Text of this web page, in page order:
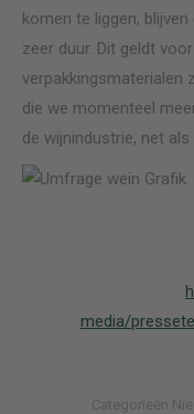
komen te liggen,
zeer duur. Dit geldt
verpakkingsmaterialen
die we momenteel
de wijnindustrie, net
media/
Categorieën